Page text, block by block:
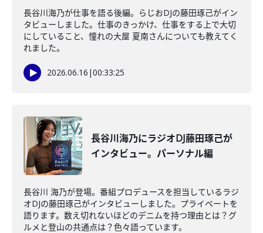
長谷川海乃が仕事を語る後編。らじおDJの藤田琢己がイン
タビューしました。仕事のきっかけ、仕事をする上で大切
にしていること、憧れの大屋 夏南さんについても教えてく
れました。
2026.06.16 |00:33:25
長谷川海乃にラジオDJ藤田琢己が
インタビュー。パーソナル編
長谷川 海乃が登場。番組プロデュースを担当しているラジ
オDJの藤田琢己がインタビューしました。プライベートを
語ります。数え切れないほどのデニムを持つ理由とは？グ
ルメと登山の共通点は？色々語っています。